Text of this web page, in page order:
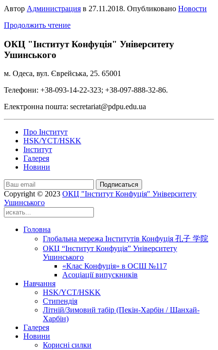
Автор Администрация в 27.11.2018. Опубликовано Новости
Продолжить чтение
ОКЦ "Інститут Конфуція" Університету
Ушинського
м. Одеса, вул. Єврейська, 25. 65001
Телефони: +38-093-14-22-323; +38-097-888-32-86.
Електронна пошта: secretariat@pdpu.edu.ua
Про Інститут
HSK/YCT/HSKK
Інститут
Галерея
Новини
Подписаться
Copyright © 2023 ОКЦ "Інститут Конфуція" Університету
Ушинського
Головна
Глобальна мережа Інститутів Конфуція 孔子 学院
ОКЦ “Інститут Конфуція” Університету
Ушинського
«Клас Конфуція» в ОСШ №117
Асоціації випускників
Навчання
HSK/YCT/HSKK
Стипендія
Літній/Зимовий табір (Пекін-Харбін / Шанхай-
Харбін)
Галерея
Новини
Корисні силки